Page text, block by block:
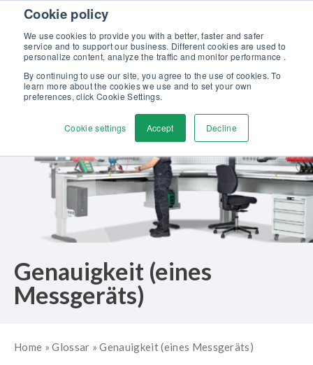
Cookie policy
We use cookies to provide you with a better, faster and safer
service and to support our business. Different cookies are used to
personalize content, analyze the traffic and monitor performance .
By continuing to use our site, you agree to the use of cookies. To
learn more about the cookies we use and to set your own
preferences, click Cookie Settings.
Cookie settings Accept Decline
Skip to content
Kalibriergrundlagen Druck (eBook) – jetzt kostenlos herunterladen!
Kontaktieren
Genauigkeit (eines
Messgeräts)
Home »Glossar »Genauigkeit (eines Messgeräts)